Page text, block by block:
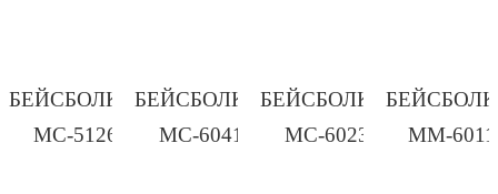
БЕЙСБОЛКА/
МС-5126
БЕЙСБОЛКА/
МС-6041
БЕЙСБОЛКА/
МС-6023
ММ-6011